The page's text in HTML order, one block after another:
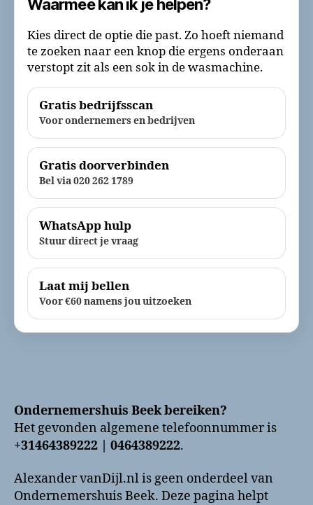
Waarmee kan ik je helpen?
Kies direct de optie die past. Zo hoeft niemand
te zoeken naar een knop die ergens onderaan
verstopt zit als een sok in de wasmachine.
Gratis bedrijfsscan
Voor ondernemers en bedrijven
Gratis doorverbinden
Bel via 020 262 1789
WhatsApp hulp
Stuur direct je vraag
Laat mij bellen
Voor €60 namens jou uitzoeken
Ondernemershuis Beek bereiken?
Het gevonden algemene telefoonnummer is
+31464389222 | 0464389222.
Alexander vanDijl.nl is geen onderdeel van
Ondernemershuis Beek. Deze pagina helpt